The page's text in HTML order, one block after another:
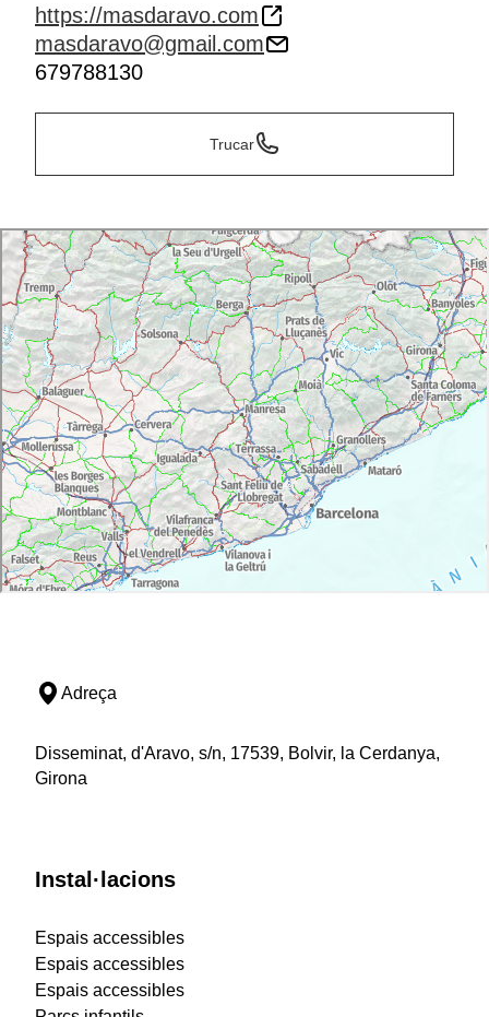
https://masdaravo.com
masdaravo@gmail.com
679788130
Trucar
Adreça
Disseminat, d'Aravo, s/n, 17539, Bolvir, la Cerdanya,
Girona
Instal·lacions
Espais accessibles
Espais accessibles
Espais accessibles